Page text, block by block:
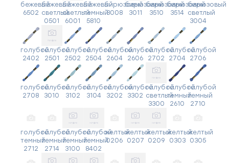
бежевый
6502
бежевый
светлый
0501
бежевый
светлый
6001
бежевый
темный
5810
бирюзовый
3008
бирюзовый
3011
бирюзовый
3510
бирюзовый
3514
бирюзовый
светлый
3004
голубой
2402
голубой
2501
голубой
2502
голубой
2504
голубой
2604
голубой
2606
голубой
2702
голубой
2704
голубой
2706
голубой
2708
голубой
3010
голубой
3102
голубой
3104
голубой
3202
голубой
3302
голубой
светлый
3300
голубой
темный
2610
голубой
темный
2710
голубой
темный
2712
голубой
темный
2714
голубой
темный
3100
голубой
темный
8402
желтый
0206
желтый
0207
желтый
0209
желтый
0303
желтый
0305